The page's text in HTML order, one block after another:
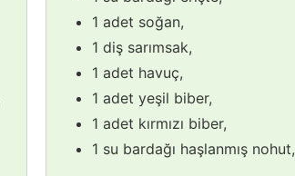
1 adet soğan,
1 diş sarımsak,
1 adet havuç,
1 adet yeşil biber,
1 adet kırmızı biber,
1 su bardağı haşlanmış nohut,